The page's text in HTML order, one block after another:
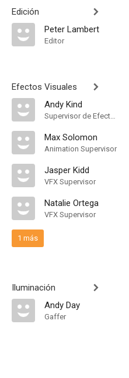
Edición
Peter Lambert
Editor
Efectos Visuales
Andy Kind
Supervisor de Efectos Visuales
Max Solomon
Animation Supervisor
Jasper Kidd
VFX Supervisor
Natalie Ortega
VFX Supervisor
1 más
Iluminación
Andy Day
Gaffer